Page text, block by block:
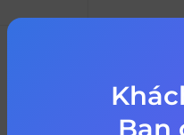
Vậy
Bạn